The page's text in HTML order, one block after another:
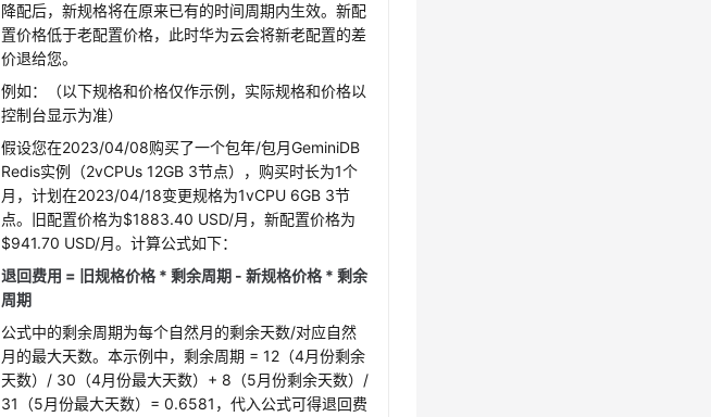
降配后，新规格将在原来已有的时间周期内生效。新配
置价格低于老配置价格，此时华为云会将新老配置的差
价退给您。
例如：（以下规格和价格仅作示例，实际规格和价格以
控制台显示为准）
假设您在2023/04/08购买了一个包年/包月GeminiDB
Redis实例（2vCPUs 12GB 3节点），购买时长为1个
月，计划在2023/04/18变更规格为1vCPU 6GB 3节
点。旧配置价格为$1883.40 USD/月，新配置价格为
$941.70 USD/月。计算公式如下：
退回费用 = 旧规格价格 * 剩余周期 - 新规格价格 * 剩余
周期
公式中的剩余周期为每个自然月的剩余天数/对应自然
月的最大天数。本示例中，剩余周期 = 12（4月份剩余
天数）/ 30（4月份最大天数）+ 8（5月份剩余天数）/
31（5月份最大天数）= 0.6581，代入公式可得退回费